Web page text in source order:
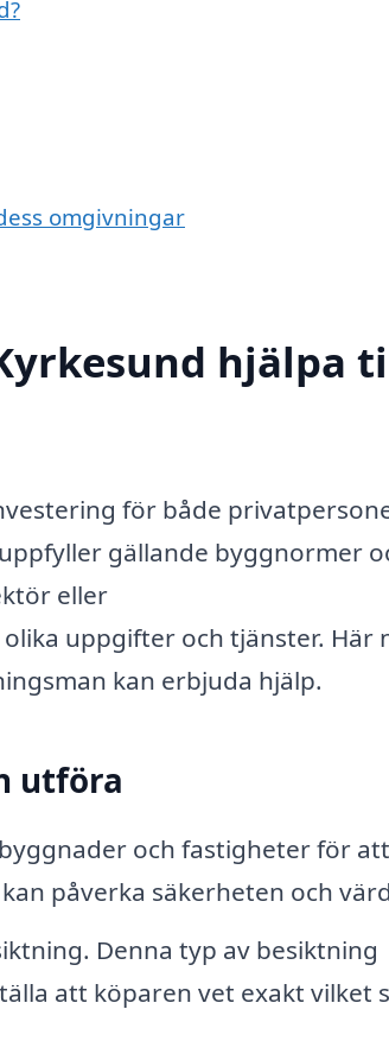
omgivningar
hjälpa
för både
gällande byggnormer
eller
uppgifter och tjänster. Här
kan erbjuda hjälp.
utföra
och fastigheter för att
påverka säkerheten och
Denna typ av besiktning
att köparen vet exakt vilket